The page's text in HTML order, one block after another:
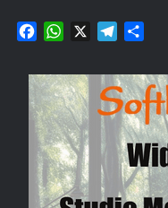
F
c
e
b
o
o
k
W
a
t
s
A
p
p
X T
l
e
g
r
a
m
a
r
e